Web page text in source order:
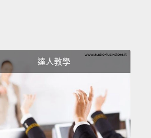
in the developing world.
。作為打擊隱性飢餓的一份
驗且可靠的夥伴，動力來自
們與國際和當地夥伴攜手，研
產品。這些產品有最優良的品
達人教學